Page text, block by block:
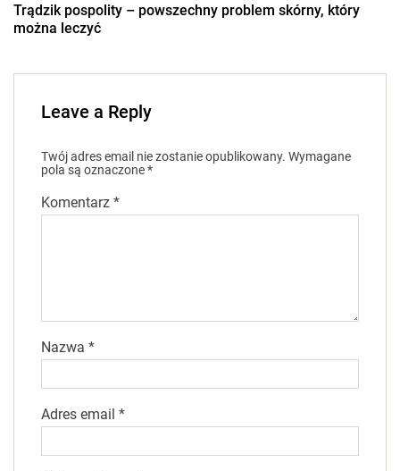
Trądzik pospolity – powszechny problem skórny, który
można leczyć
Leave a Reply
Twój adres email nie zostanie opublikowany. Wymagane
pola są oznaczone*
Komentarz *
Nazwa *
Adres email *